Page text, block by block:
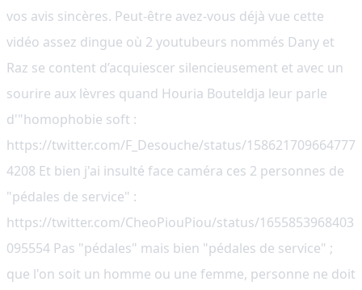
vos avis sincères. Peut-être avez-vous déjà vue cette
vidéo assez dingue où 2 youtubeurs nommés Dany et
Raz se content d’acquiescer silencieusement et avec un
sourire aux lèvres quand Houria Bouteldja leur parle
d'"homophobie soft :
https://twitter.com/F_Desouche/status/158621709664777
4208 Et bien j'ai insulté face caméra ces 2 personnes de
"pédales de service" :
https://twitter.com/CheoPiouPiou/status/1655853968403
095554 Pas "pédales" mais bien "pédales de service" ;
que l'on soit un homme ou une femme, personne ne doit